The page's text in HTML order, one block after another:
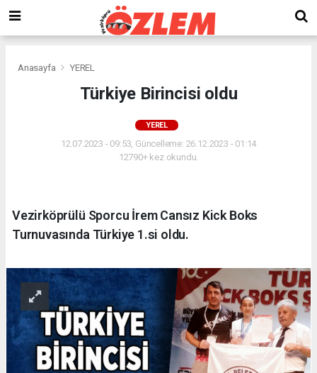
Anasayfa YEREL
Türkiye Birincisi oldu
YEREL
12.07.2023 - 09:53, Güncelleme: 26.12.2023 - 01:14
12790+ kez okundu.
Vezirköprülü Sporcu İrem Cansız Kick Boks
Turnuvasında Türkiye 1.si oldu.